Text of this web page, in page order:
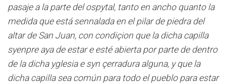
pasaje a la parte del ospytal, tanto en ancho quanto la
medida que está sennalada en el pilar de piedra del
altar de San Juan, con condiçion que la dicha capilla
syenpre aya de estar e esté abierta por parte de dentro
de la dicha yglesia e syn çerradura alguna, y que la
dicha capilla sea común para todo el pueblo para estar